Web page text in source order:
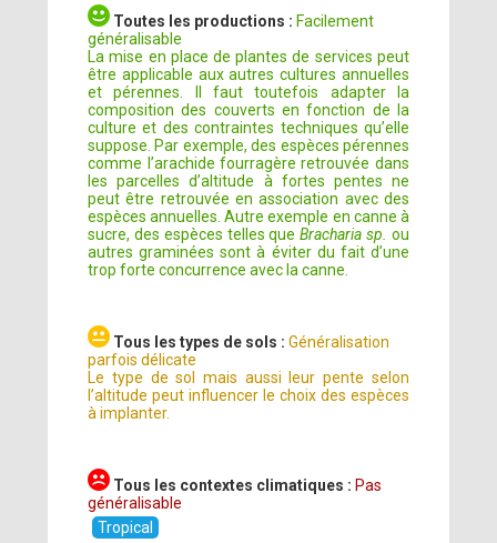
Toutes les productions : Facilement
généralisable
La mise en place de plantes de services peut
être applicable aux autres cultures annuelles
et pérennes. Il faut toutefois adapter la
composition des couverts en fonction de la
culture et des contraintes techniques qu’elle
suppose. Par exemple, des espèces pérennes
comme l’arachide fourragère retrouvée dans
les parcelles d’altitude à fortes pentes ne
peut être retrouvée en association avec des
espèces annuelles. Autre exemple en canne à
sucre, des espèces telles queBracharia sp. ou
autres graminées sont à éviter du fait d’une
trop forte concurrence avec la canne.
Tous les types de sols :Généralisation
parfois délicate
Le type de sol mais aussi leur pente selon
l’altitude peut influencer le choix des espèces
à implanter.
Tous les contextes climatiques : Pas
généralisable
Tropical